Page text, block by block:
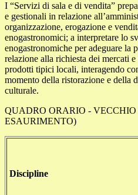
I “Servizi di sala e di vendita”
e gestionali in relazione
organizzazione, erogazione e
enogastronomici; a interpretare lo
enogastronomiche per adeguare la
relazione alla richiesta dei mercati
prodotti tipici locali, interagendo
momento della ristorazione e della
culturale.
QUADRO ORARIO -
ESAURIMENTO)
Discipline